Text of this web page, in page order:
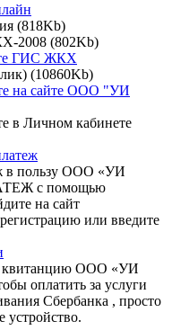
(818Kb)
2008 (802Kb)
ГИС ЖКХ
(10860Kb)
на сайте ООО "УИ
в Личном кабинете
в пользу ООО «УИ
с помощью
на сайт
или введите
квитанцию ООО «УИ
оплатить за услуги
Сбербанка , просто
устройство.